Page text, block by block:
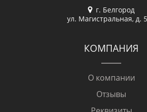
г. Белгород
ул. Магистральная, д.
КОМПАНИЯ
О компании
Отзывы